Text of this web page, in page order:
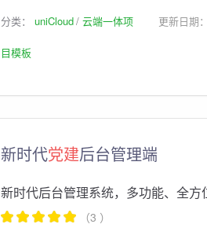
分类： uniCloud 云端一体项
目模板
更新日期
新时代党建后台管理端
新时代后台管理系统，多功能、全方
（3 ）